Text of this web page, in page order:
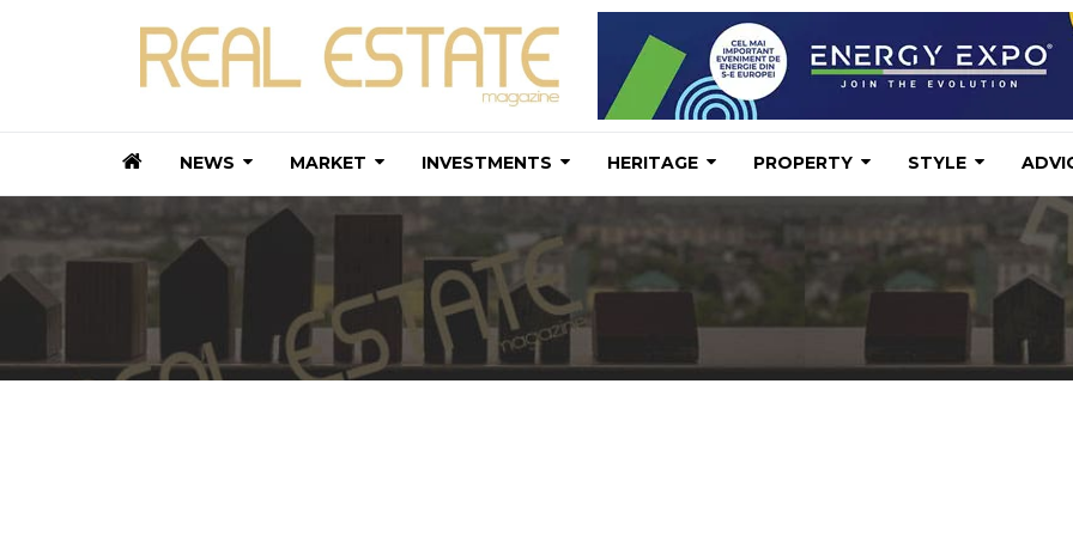
NEWS MARKET INVESTMENTS HERITAGE PROPERTY STYLE